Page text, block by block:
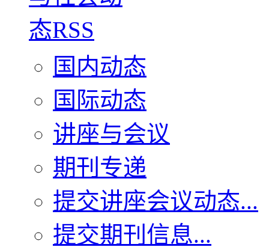
国内动态
国际动态
讲座与会议
期刊专递
提交讲座会议动态...
提交期刊信息...